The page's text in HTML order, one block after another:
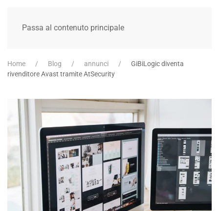
Passa al contenuto principale
Home Blog annunci
GiBiLogic diventa
rivenditore Avast tramite AtSecurity